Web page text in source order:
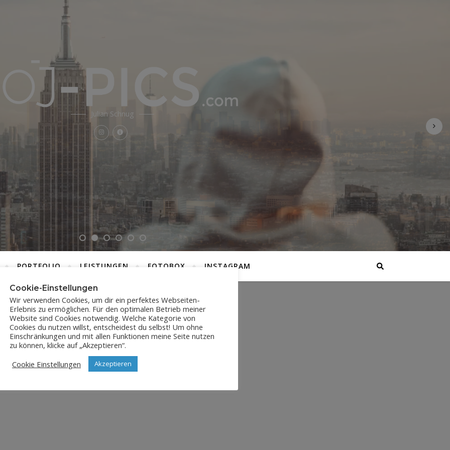
Julian Schnug
PORTFOLIO LEISTUNGEN FOTOBOX INSTAGRAM
JPX_2328
17. November 2024
Cookie-Einstellungen
Wir verwenden Cookies, um dir ein perfektes Webseiten-
Erlebnis zu ermöglichen. Für den optimalen Betrieb meiner
Website sind Cookies notwendig. Welche Kategorie von
Cookies du nutzen willst, entscheidest du selbst! Um ohne
Einschränkungen und mit allen Funktionen meine Seite nutzen
zu können, klicke auf „Akzeptieren“.
Cookie Einstellungen
Akzeptieren